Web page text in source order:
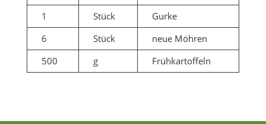
1
Stück
Gurke
6
Stück
neue Möhren
500
g Frühkartoffeln